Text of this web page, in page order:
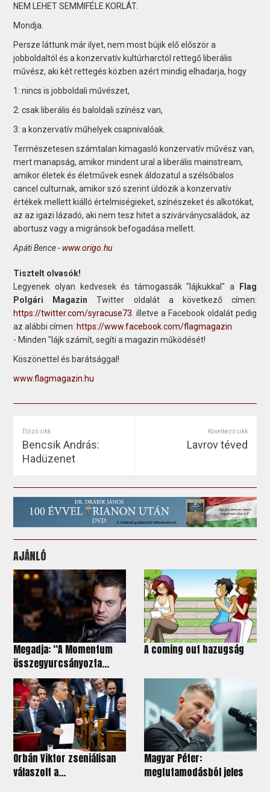
NEM LEHET SEMMIFÉLE KORLÁT.
Mondja.
Persze láttunk már ilyet, nem most bújik elő először a
jobboldaltól és a konzervatív kultúrharctól rettegő liberális
művész, aki két rettegés közben azért mindig elhadarja, hogy
1: nincs is jobboldali művészet,
2: csak liberális és baloldali színész van,
3: a konzervatív műhelyek csapnivalóak.
Természetesen számtalan kimagasló konzervatív művész van,
mert manapság, amikor mindent ural a liberális mainstream,
amikor életek és életművek esnek áldozatul a szélsőbalos
cancel culturnak, amikor szó szerint üldözik a konzervatív
értékek mellett kiálló értelmiségieket, színészeket és alkotókat,
az az igazi lázadó, aki nem tesz hitet a szivárványcsaládok, az
abortusz vagy a migránsok befogadása mellett.
Apáti Bence - www.origo.hu
Tisztelt olvasók!
Legyenek olyan kedvesek és támogassák "lájkukkal" a
Flag
Polgári Magazin Twitter oldalát a következő címen:
https://twitter.com/syracuse73 . illetve a Facebook oldalát pedig
az alábbi címen: https://www.facebook.com/flagmagazin
- Minden "lájk számít, segíti a magazin működését!
Köszönettel és barátsággal!
www.flagmagazin.hu
Előző cikk
Bencsik András:
Hadüzenet
Következő cikk
Lavrov téved
AJÁNLÓ
Megadja: “A Momentum
összegyurcsányozta...
A coming out hazugság
Orbán Viktor zseniálisan
válaszolt a...
Magyar Péter:
megfutamodásból jeles